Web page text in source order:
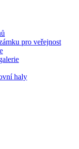
pro veřejnost
haly